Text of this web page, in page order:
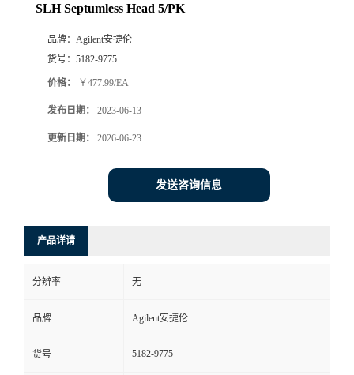
SLH Septumless Head 5/PK
品牌： Agilent安捷伦
货号： 5182-9775
价格： ￥477.99/EA
发布日期： 2023-06-13
更新日期： 2026-06-23
发送咨询信息
产品详请
分辨率 无
品牌 Agilent安捷伦
货号 5182-9775